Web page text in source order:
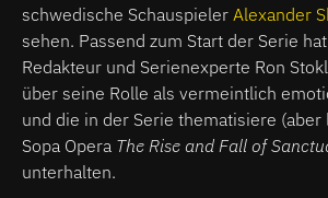
schwedische Schauspieler Alexander
sehen. Passend zum Start der Serie
Redakteur und Serienexperte Ron
über seine Rolle als vermeintlich
und die in der Serie thematisiere
Sopa Opera The Rise and Fall of
unterhalten.